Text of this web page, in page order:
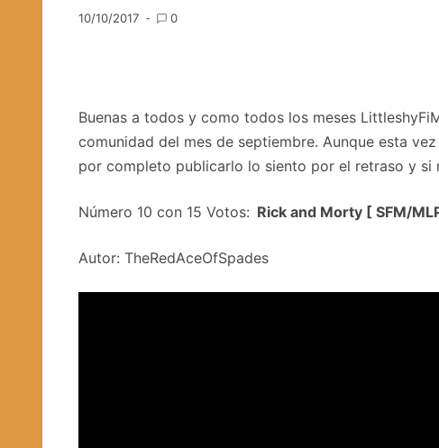
10/10/2017 0
Buenas a todos y como todos los meses
comunidad del mes de septiembre. Aunque esta
por completo publicarlo lo siento por el retraso y si
Número 10 con 15 Votos: Rick and Morty [ SFM/
Autor: TheRedAceOfSpades